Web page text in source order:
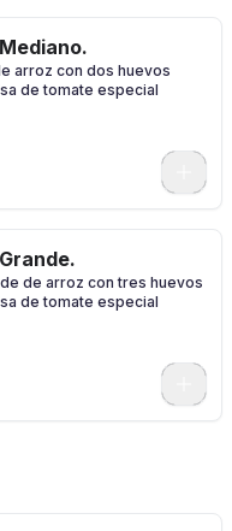
arroz con dos huevos
de tomate especial
de arroz con tres huevos
de tomate especial